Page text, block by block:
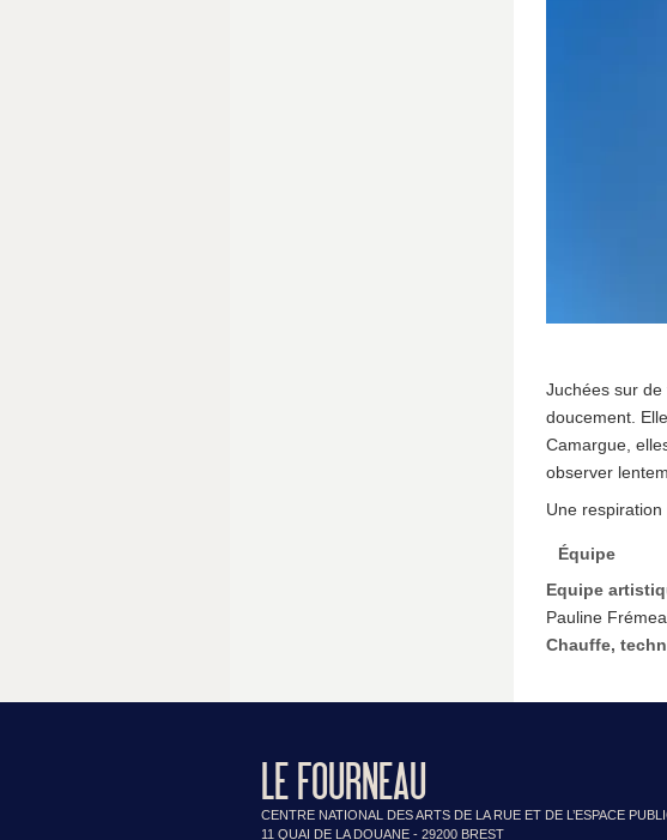
Juchées sur
doucement.
Camargue,
observer
Une
Équipe
Equipe
Pauline
Chauffe,
LE FOURNEAU
CENTRE NATIONAL DES ARTS DE LA RUE ET DE L’ESPACE
11 QUAI DE LA DOUANE - 29200 BREST